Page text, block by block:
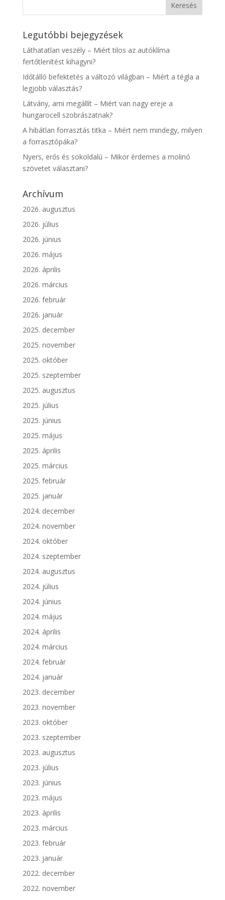
Legutóbbi bejegyzések
Láthatatlan veszély – Miért tilos az autóklíma
fertőtlenítést kihagyni?
Időtálló befektetés a változó világban – Miért a tégla a
legjobb választás?
Látvány, ami megállít – Miért van nagy ereje a
hungarocell szobrászatnak?
A hibátlan forrasztás titka – Miért nem mindegy, milyen
a forrasztópáka?
Nyers, erős és sokoldalú – Mikor érdemes a molinó
szövetet választani?
Archívum
2026. augusztus
2026. július
2026. június
2026. május
2026. április
2026. március
2026. február
2026. január
2025. december
2025. november
2025. október
2025. szeptember
2025. augusztus
2025. július
2025. június
2025. május
2025. április
2025. március
2025. február
2025. január
2024. december
2024. november
2024. október
2024. szeptember
2024. augusztus
2024. július
2024. június
2024. május
2024. április
2024. március
2024. február
2024. január
2023. december
2023. november
2023. október
2023. szeptember
2023. augusztus
2023. július
2023. június
2023. május
2023. április
2023. március
2023. február
2023. január
2022. december
2022. november